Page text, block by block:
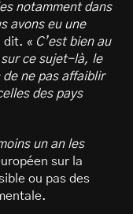
notamment dans
avons eu une
« C’est bien au
sur ce sujet-là, le
ne pas affaiblir
des pays
un an les
sur la
ou pas des